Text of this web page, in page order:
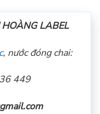
LABEL
, nước đóng chai:
449